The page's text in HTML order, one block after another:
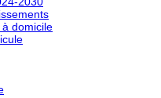
domicile